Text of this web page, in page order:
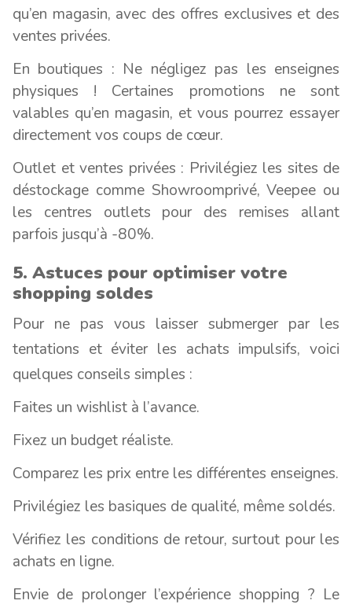
qu’en magasin, avec des offres exclusives et des
ventes privées.
En boutiques : Ne négligez pas les enseignes
physiques ! Certaines promotions ne sont
valables qu’en magasin, et vous pourrez essayer
directement vos coups de cœur.
Outlet et ventes privées : Privilégiez les sites de
déstockage comme Showroomprivé, Veepee ou
les centres outlets pour des remises allant
parfois jusqu’à -80%.
5. Astuces pour optimiser votre
shopping soldes
Pour ne pas vous laisser submerger par les
tentations et éviter les achats impulsifs, voici
quelques conseils simples :
Faites un wishlist à l’avance.
Fixez un budget réaliste.
Comparez les prix entre les différentes enseignes.
Privilégiez les basiques de qualité, même soldés.
Vérifiez les conditions de retour, surtout pour les
achats en ligne.
Envie de prolonger l’expérience shopping ? Le